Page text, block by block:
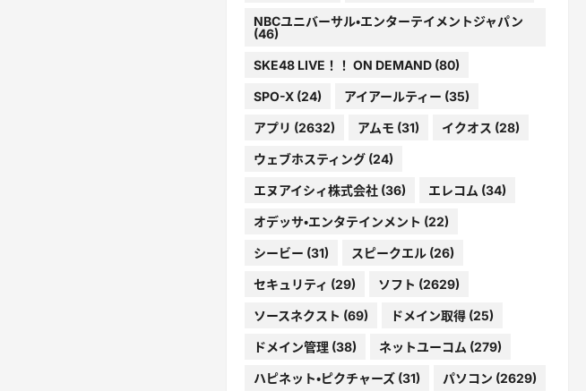
NBCユニバーサル・エンターテイメントジャパン
(46)
SKE48 LIVE！！ ON DEMAND(80)
SPO-X(24) アイアールティー (35)
アプリ (2632) アムモ (31) イクオス (28)
ウェブホスティング(24)
エヌアイシィ株式会社(36) エレコム (34)
オデッサ・エンタテインメント (22)
シービー (31) スピークエル(26)
セキュリティ (29) ソフト (2629)
ソースネクスト (69) ドメイン取得(25)
ドメイン管理(38) ネットユーコム (279)
ハピネット・ピクチャーズ(31) パソコン (2629)